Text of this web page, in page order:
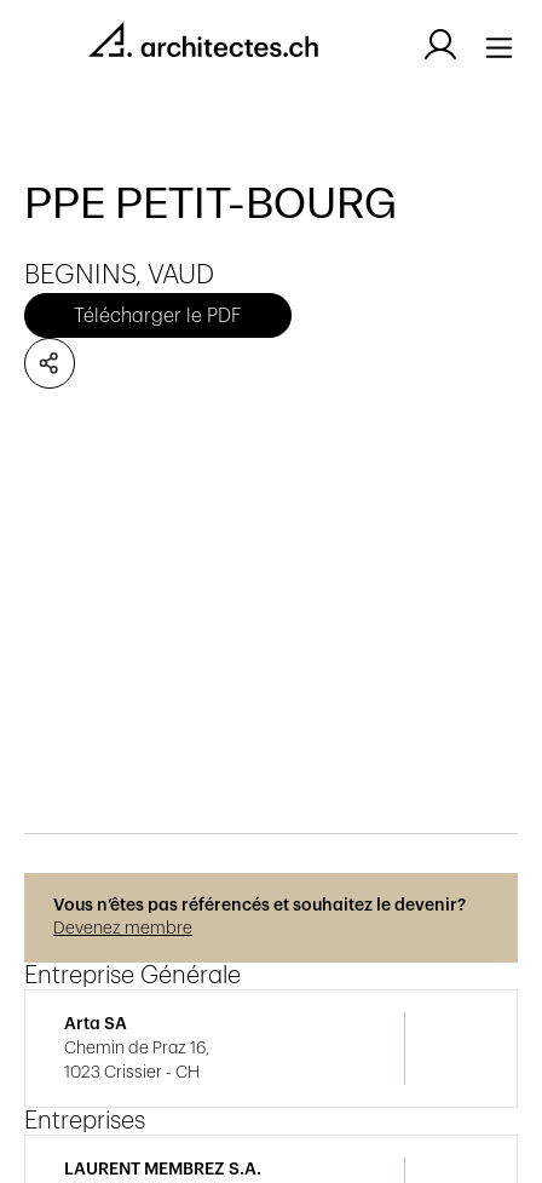
PPE PETIT-BOURG
BEGNINS, VAUD
Télécharger le PDF
Vous n’êtes pas référencés et souhaitez le devenir?
Devenez membre
Entreprise Générale
Arta SA
Chemin de Praz 16,
1023 Crissier - CH
Entreprises
LAURENT MEMBREZ S.A.